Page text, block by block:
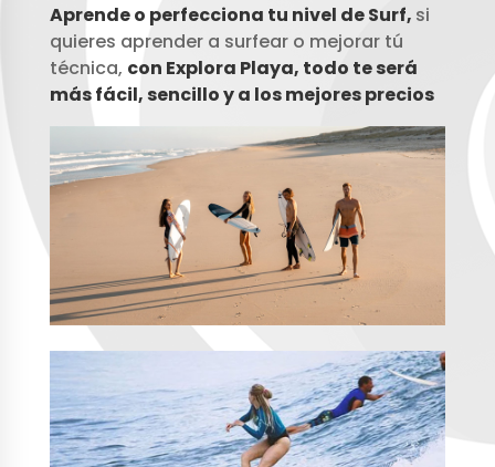
Aprende o perfecciona tu nivel de Surf, si
quieres aprender a surfear o mejorar tú
técnica, con Explora Playa, todo te será
más fácil, sencillo y a los mejores precios